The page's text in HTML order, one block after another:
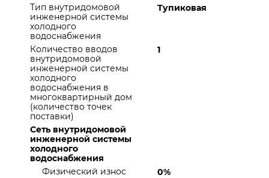
Тип внутридомовой
инженерной системы
холодного
водоснабжения
Тупиковая
Количество вводов
внутридомовой
инженерной системы
холодного
водоснабжения в
многоквартирный дом
(количество точек
поставки)
1
Сеть внутридомовой
инженерной системы
холодного
водоснабжения
Физический износ
0%